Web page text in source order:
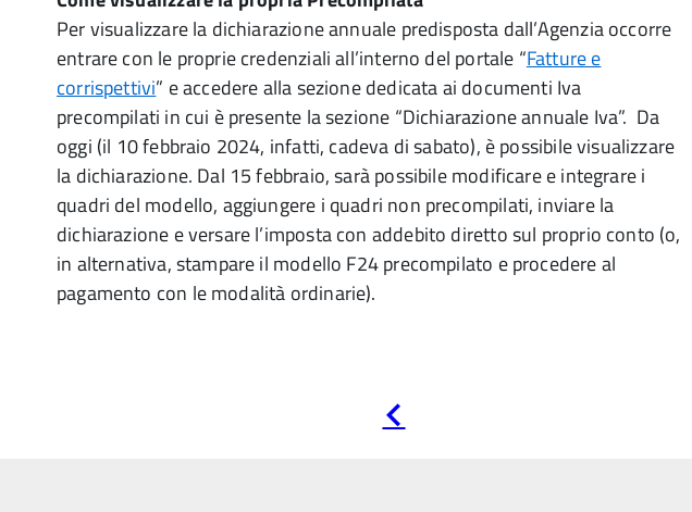
Per visualizzare la dichiarazione annuale predisposta dall’Agenzia occorre
entrare con le proprie credenziali all’interno del portale “Fatture e
corrispettivi” e accedere alla sezione dedicata ai documenti Iva
precompilati in cui è presente la sezione “Dichiarazione annuale Iva”. Da
oggi (il 10 febbraio 2024, infatti, cadeva di sabato), è possibile visualizzare
la dichiarazione. Dal 15 febbraio, sarà possibile modificare e integrare i
quadri del modello, aggiungere i quadri non precompilati, inviare la
dichiarazione e versare l’imposta con addebito diretto sul proprio conto (o,
in alternativa, stampare il modello F24 precompilato e procedere al
pagamento con le modalità ordinarie).
precedente